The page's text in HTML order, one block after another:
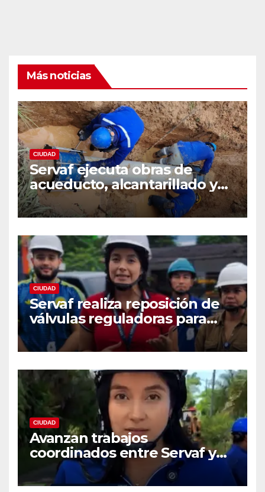
Más noticias
CIUDAD
Servaf ejecuta obras de
acueducto, alcantarillado y
recuperación vial en varios
sectores de Florencia.
CIUDAD
Servaf realiza reposición de
válvulas reguladoras para
fortalecer la red de
acueducto
CIUDAD
Avanzan trabajos
coordinados entre Servaf y
las obras de la doble calzada
en Florencia.